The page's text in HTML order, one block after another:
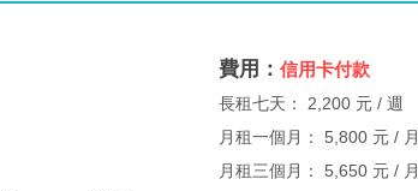
費用 ： 信用卡付款
長租七天： 2,200 元 / 週
月租一個月： 5,800 元 / 月
月租三個月： 5,650 元 / 月